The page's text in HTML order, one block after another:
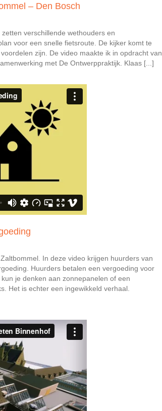
– Den Bosch
verschillende wethouders en
voor een snelle fietsroute. De kijker komt te
zijn. De video maakte ik in opdracht van
met De Ontwerppraktijk. Klaas [...]
In deze video krijgen huurders van
Huurders betalen een vergoeding voor
je denken aan zonnepanelen of een
Het is echter een ingewikkeld verhaal.